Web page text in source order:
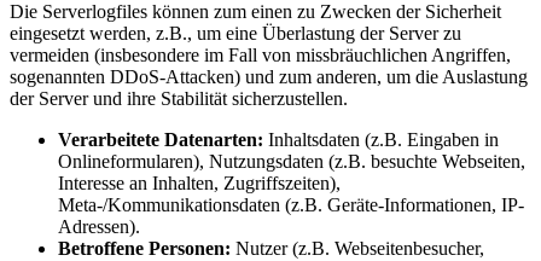
Die Serverlogfiles können zum einen zu Zwecken der Sicherheit
eingesetzt werden, z.B., um eine Überlastung der Server zu
vermeiden (insbesondere im Fall von missbräuchlichen Angriffen,
sogenannten DDoS-Attacken) und zum anderen, um die Auslastung
der Server und ihre Stabilität sicherzustellen.
Verarbeitete Datenarten: Inhaltsdaten (z.B. Eingaben in
Onlineformularen), Nutzungsdaten (z.B. besuchte Webseiten,
Interesse an Inhalten, Zugriffszeiten),
Meta-/Kommunikationsdaten (z.B. Geräte-Informationen, IP-
Adressen).
Betroffene Personen: Nutzer (z.B. Webseitenbesucher,